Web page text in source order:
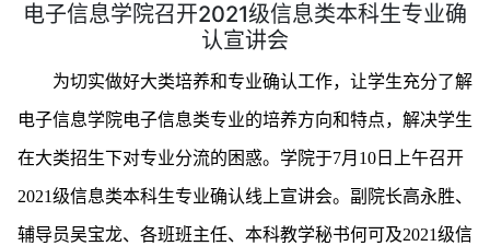
电子信息学院召开2021级信息类本科生专业确
认宣讲会
为切实做好大类培养和专业确认工作，让学生充分了解
电子信息学院电子信息类专业的培养方向和特点，解决学生
在大类招生下对专业分流的困惑。学院于7月10日上午召开
2021级信息类本科生专业确认线上宣讲会。副院长高永胜、
辅导员吴宝龙、各班班主任、本科教学秘书何可及2021级信